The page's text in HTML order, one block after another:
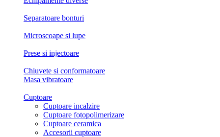
Separatoare bonturi
Microscoape si lupe
Prese si injectoare
Chiuvete si conformatoare
Masa vibratoare
Cuptoare
Cuptoare incalzire
Cuptoare fotopolimerizare
Cuptoare ceramica
Accesorii cuptoare